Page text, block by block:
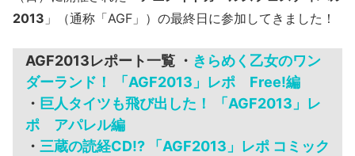
2013 」（通称「AGF」）の最終日に参加してきました！
AGF2013レポート一覧 ・ きらめく乙女のワン
ダーランド！ 「AGF2013」レポ Free!編
・ 巨人タイツも飛び出した！ 「AGF2013」レ
ポ アパレル編
・ 三蔵の読経CD!? 「AGF2013」レポ コミック